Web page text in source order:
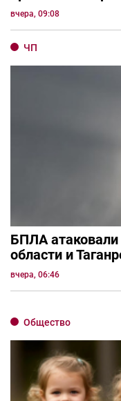
вчера, 09:08
ЧП
БПЛА атаковали
области и
вчера, 06:46
Общество